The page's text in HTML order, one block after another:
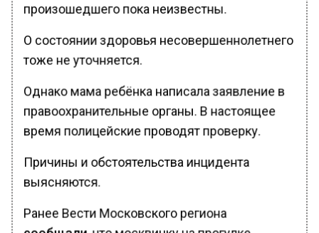
произошедшего пока неизвестны.
О состоянии здоровья несовершеннолетнего
тоже не уточняется.
Однако мама ребёнка написала заявление в
правоохранительные органы. В настоящее
время полицейские проводят проверку.
Причины и обстоятельства инцидента
выясняются.
Ранее Вести Московского региона